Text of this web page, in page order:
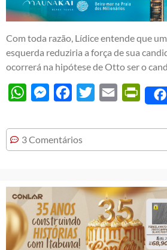
Com toda razão, Lídice entende que
esquerda reduziria a força de sua
ocorrerá na hipótese de Otto ser o
WhatsAppMessengerFacebook
Twitter Email
3 Comentários